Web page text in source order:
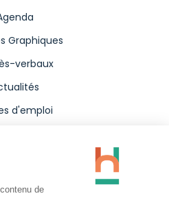
Graphiques
verbaux
d'emploi